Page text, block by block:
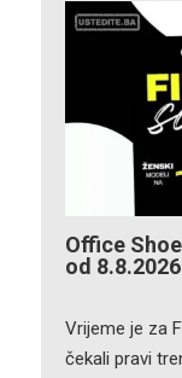
Office
od
Vrijeme je za
čekali pravi